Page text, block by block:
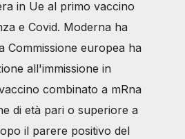
in Ue al primo vaccino
e Covid. Moderna ha
Commissione europea ha
all'immissione in
combinato a mRna
di età pari o superiore a
il parere positivo del